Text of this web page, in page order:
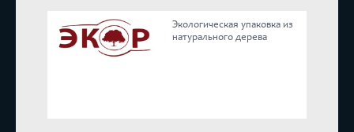
Предложения
Экологическая упаковка из
натурального дерева